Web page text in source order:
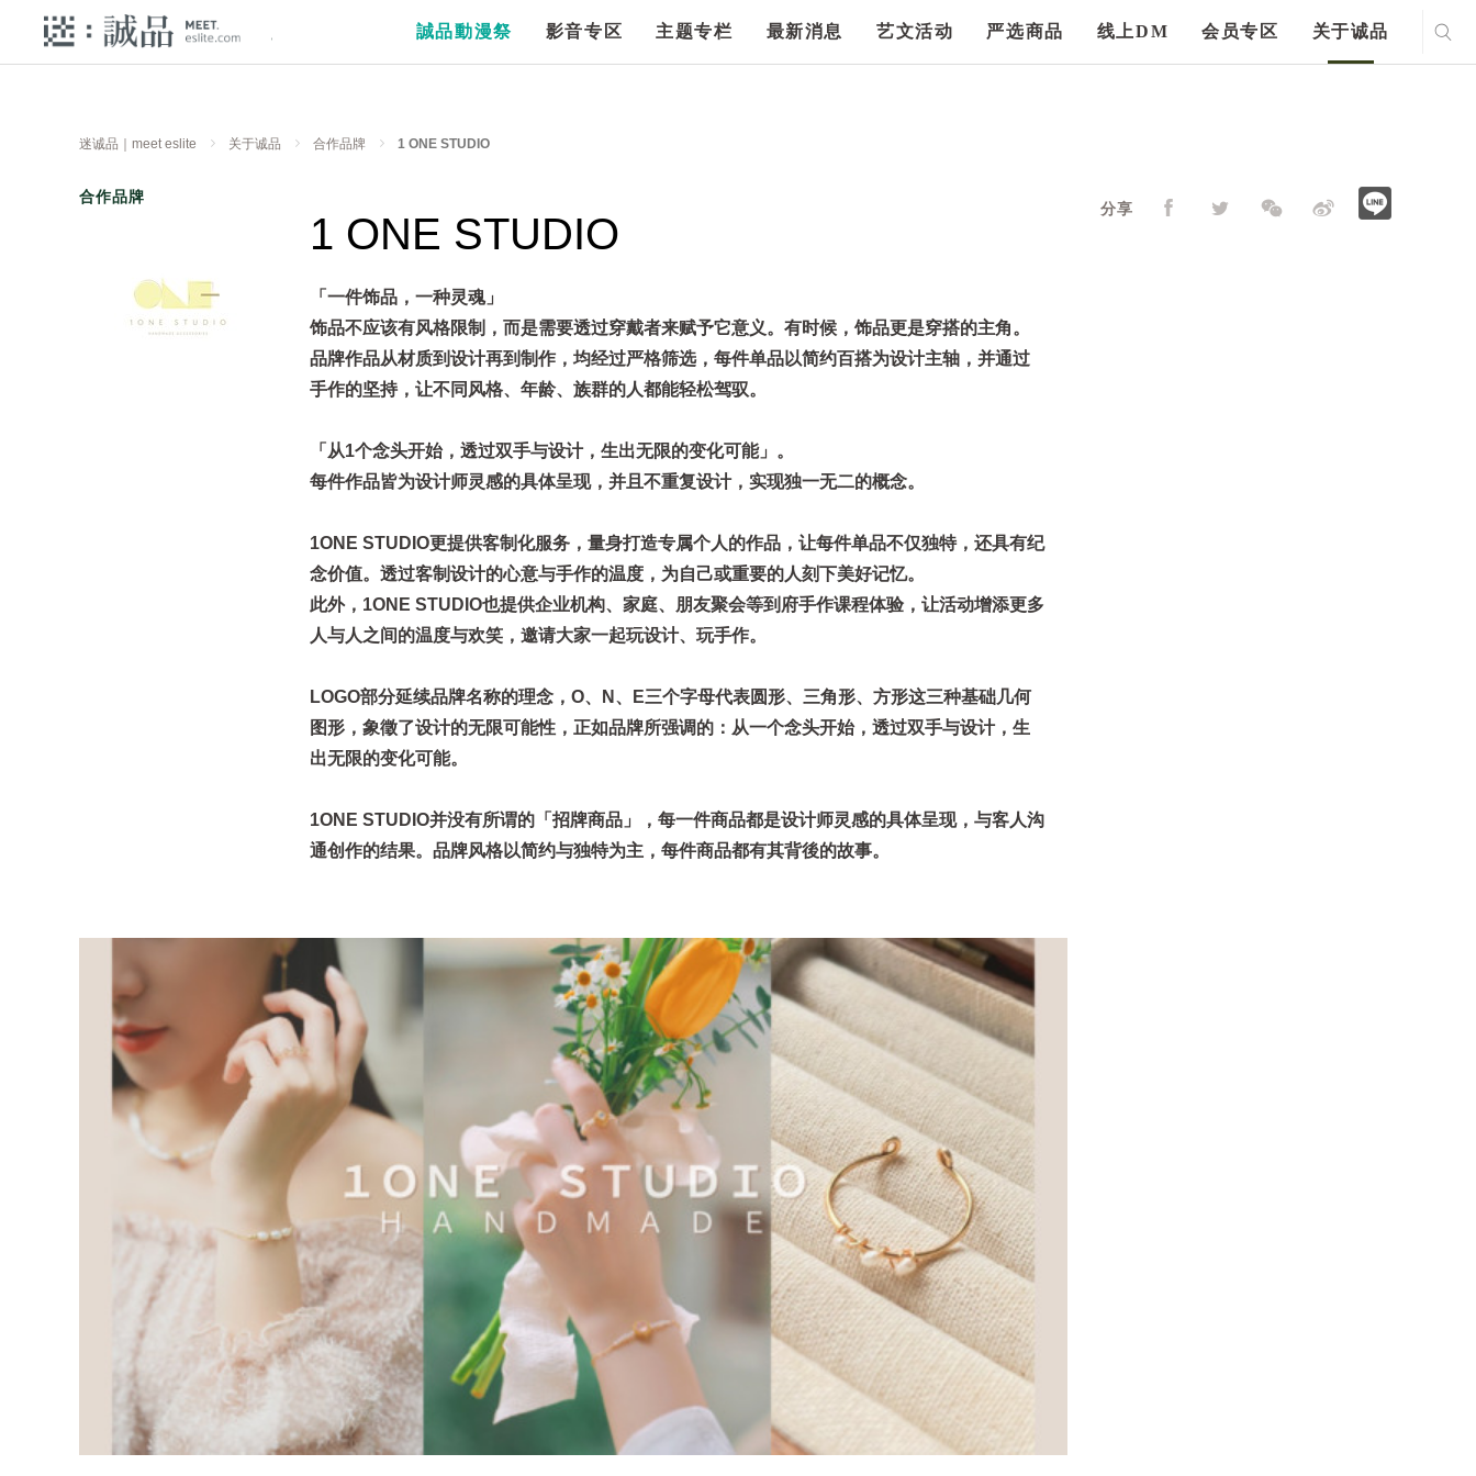
誠品動漫祭 影音专区 主题专栏 最新消息 艺文活动 严选商品 线上DM 会员专区 关于诚品
迷诚品｜meet eslite 关于诚品 合作品牌 1 ONE STUDIO
合作品牌
1 ONE STUDIO
「一件饰品，一种灵魂」
饰品不应该有风格限制，而是需要透过穿戴者来赋予它意义。有时候，饰品更是穿搭的主角。
品牌作品从材质到设计再到制作，均经过严格筛选，每件单品以简约百搭为设计主轴，并通过
手作的坚持，让不同风格、年龄、族群的人都能轻松驾驭。
「从1个念头开始，透过双手与设计，生出无限的变化可能」。
每件作品皆为设计师灵感的具体呈现，并且不重复设计，实现独一无二的概念。
1ONE STUDIO更提供客制化服务，量身打造专属个人的作品，让每件单品不仅独特，还具有纪
念价值。透过客制设计的心意与手作的温度，为自己或重要的人刻下美好记忆。
此外，1ONE STUDIO也提供企业机构、家庭、朋友聚会等到府手作课程体验，让活动增添更多
人与人之间的温度与欢笑，邀请大家一起玩设计、玩手作。
LOGO部分延续品牌名称的理念，O、N、E三个字母代表圆形、三角形、方形这三种基础几何
图形，象徵了设计的无限可能性，正如品牌所强调的：从一个念头开始，透过双手与设计，生
出无限的变化可能。
1ONE STUDIO并没有所谓的「招牌商品」，每一件商品都是设计师灵感的具体呈现，与客人沟
通创作的结果。品牌风格以简约与独特为主，每件商品都有其背後的故事。
分享